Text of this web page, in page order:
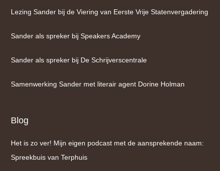
Lezing Sander bij de Viering van Eerste Vrije Statenvergadering
Sander als spreker bij Speakers Academy
Sander als spreker bij De Schrijverscentrale
Samenwerking Sander met literair agent Dorine Holman
Blog
Het is zo ver! Mijn eigen podcast met de aansprekende naam:
Spreekbuis van Terphuis